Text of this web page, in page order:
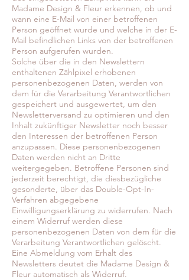
Madame Design & Fleur erkennen, ob und
wann eine E-Mail von einer betroffenen
Person geöffnet wurde und welche in der E-
Mail befindlichen Links von der betroffenen
Person aufgerufen wurden.
Solche über die in den Newslettern
enthaltenen Zählpixel erhobenen
personenbezogenen Daten, werden von
dem für die Verarbeitung Verantwortlichen
gespeichert und ausgewertet, um den
Newsletterversand zu optimieren und den
Inhalt zukünftiger Newsletter noch besser
den Interessen der betroffenen Person
anzupassen. Diese personenbezogenen
Daten werden nicht an Dritte
weitergegeben. Betroffene Personen sind
jederzeit berechtigt, die diesbezügliche
gesonderte, über das Double-Opt-In-
Verfahren abgegebene
Einwilligungserklärung zu widerrufen. Nach
einem Widerruf werden diese
personenbezogenen Daten von dem für die
Verarbeitung Verantwortlichen gelöscht.
Eine Abmeldung vom Erhalt des
Newsletters deutet die Madame Design &
Fleur automatisch als Widerruf.